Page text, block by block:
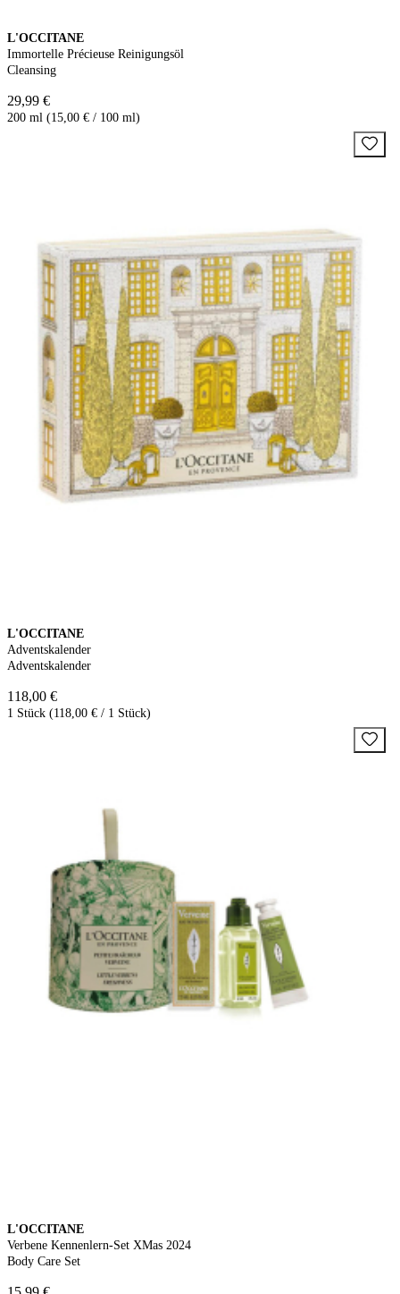
L'OCCITANE
Immortelle Précieuse Reinigungsöl
Cleansing
29,99 €
200 ml (15,00 € / 100 ml)
L'OCCITANE
Adventskalender
Adventskalender
118,00 €
1 Stück (118,00 € / 1 Stück)
L'OCCITANE
Verbene Kennenlern-Set XMas 2024
Body Care Set